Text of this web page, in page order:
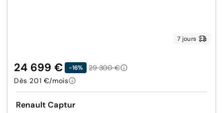
7 jours
Renault Captur
24 699 € -16%
29 300 €
Dès 201 €/mois